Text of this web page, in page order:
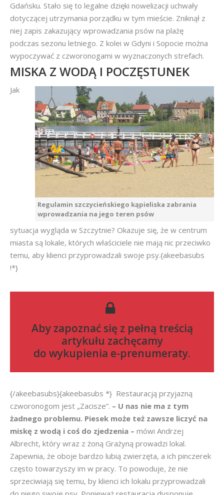
Gdańsku. Stało się to legalne dzięki nowelizacji uchwały
dotyczącej utrzymania porządku w tym mieście. Zniknął z
niej zapis zakazujący wprowadzania psów na plażę
podczas sezonu letniego. Z kolei w Gdyni i Sopocie można
wypoczywać z czworonogami w wyznaczonych strefach.
MISKA Z WODĄ I POCZĘSTUNEK
Regulamin szczycieńskiego kąpieliska zabrania
wprowadzania na jego teren psów
Jak
sytuacja wygląda w Szczytnie? Okazuje się, że w centrum
miasta są lokale, których właściciele nie mają nic przeciwko
temu, aby klienci przyprowadzali swoje psy.{akeebasubs
!*}
Aby zapoznać się z pełną treścią
artykułu zachęcamy
do wykupienia e-prenumeraty.
{/akeebasubs}{akeebasubs *} Restauracją przyjazną
czworonogom jest „Zacisze”. – U nas nie ma z tym
żadnego problemu. Piesek może też zawsze liczyć na
miskę z wodą i coś do zjedzenia – mówi Andrzej
Albrecht, który wraz z żoną Grażyną prowadzi lokal.
Zapewnia, że oboje bardzo lubią zwierzęta, a ich pinczerek
często towarzyszy im w pracy. To powoduje, że nie
sprzeciwiają się temu, by klienci ich lokalu przyprowadzali